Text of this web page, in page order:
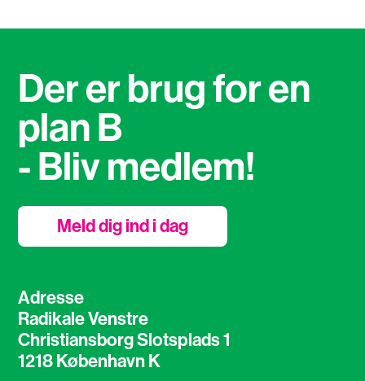
Adresse
Radikale Venstre
Christiansborg Slotsplads 1
1218 København K
Der er brug for en
plan B
- Bliv medlem!
Meld dig ind i dag